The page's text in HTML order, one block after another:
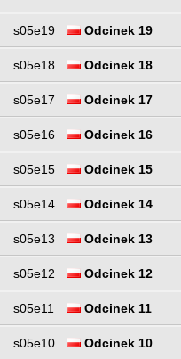
s05e19 Odcinek 19
s05e18 Odcinek 18
s05e17 Odcinek 17
s05e16 Odcinek 16
s05e15 Odcinek 15
s05e14 Odcinek 14
s05e13 Odcinek 13
s05e12 Odcinek 12
s05e11 Odcinek 11
s05e10 Odcinek 10